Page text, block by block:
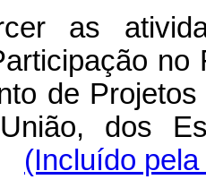
as
de
dos
(Incluído